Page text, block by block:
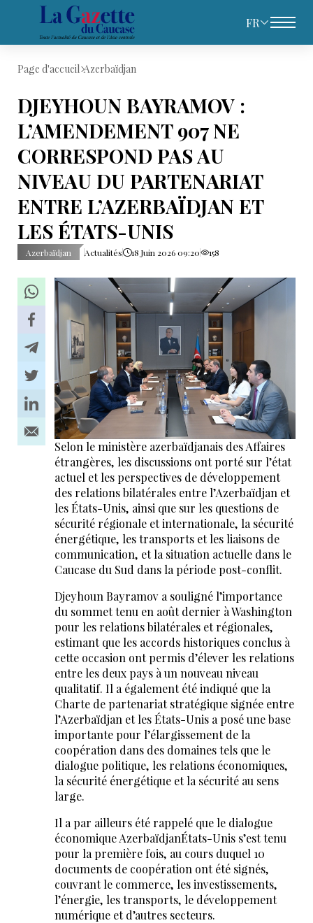
FR
Page d'accueil Azerbaïdjan
DJEYHOUN BAYRAMOV :
L’AMENDEMENT 907 NE
CORRESPOND PAS AU
NIVEAU DU PARTENARIAT
ENTRE L’AZERBAÏDJAN ET
LES ÉTATS-UNIS
Azerbaïdjan Actualités 18 Juin 2026 09:20 158
Selon le ministère azerbaïdjanais des Affaires
étrangères, les discussions ont porté sur l’état
actuel et les perspectives de développement
des relations bilatérales entre l’Azerbaïdjan et
les États-Unis, ainsi que sur les questions de
sécurité régionale et internationale, la sécurité
énergétique, les transports et les liaisons de
communication, et la situation actuelle dans le
Caucase du Sud dans la période post-conflit.
Djeyhoun Bayramov a souligné l’importance
du sommet tenu en août dernier à Washington
pour les relations bilatérales et régionales,
estimant que les accords historiques conclus à
cette occasion ont permis d’élever les relations
entre les deux pays à un nouveau niveau
qualitatif. Il a également été indiqué que la
Charte de partenariat stratégique signée entre
l’Azerbaïdjan et les États-Unis a posé une base
importante pour l’élargissement de la
coopération dans des domaines tels que le
dialogue politique, les relations économiques,
la sécurité énergétique et la sécurité au sens
large.
Il a par ailleurs été rappelé que le dialogue
économique AzerbaïdjanÉtats-Unis s’est tenu
pour la première fois, au cours duquel 10
documents de coopération ont été signés,
couvrant le commerce, les investissements,
l’énergie, les transports, le développement
numérique et d’autres secteurs.